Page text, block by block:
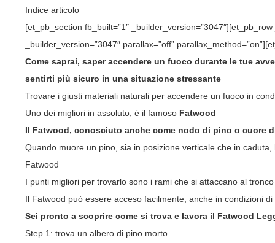
Indice articolo
[et_pb_section fb_built=”1″
_builder_version=”3047″ parallax=”off”
Come saprai, saper accendere un fuoco durante le tue
sentirti più sicuro in una situazione stressante
Trovare i giusti materiali naturali per accendere un fuoco in
Uno dei migliori in assoluto, è il famoso Fatwood
Il Fatwood, conosciuto anche come nodo di pino o cuore
Quando muore un pino, sia in posizione verticale che in
Fatwood
I punti migliori per trovarlo sono i rami che si attaccano al
Il Fatwood può essere acceso facilmente, anche in condizioni
Sei pronto a scoprire come si trova e lavora il Fatwood
Step 1: trova un albero di pino morto